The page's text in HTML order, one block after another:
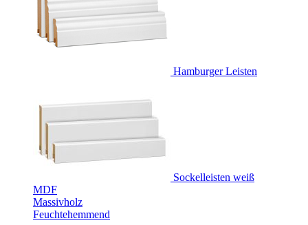
Hamburger Leisten
Sockelleisten weiß
MDF
Massivholz
Feuchtehemmend